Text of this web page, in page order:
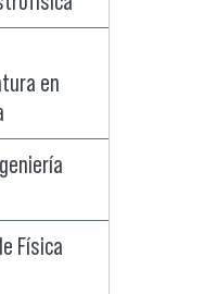
en
Física